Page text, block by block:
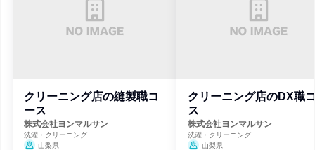
クリーニング店の縫製職コ
ース
株式会社ヨンマルサン
洗濯・クリーニング
山梨県
クリーニング店のDX職
ス
株式会社ヨンマルサン
洗濯・クリーニング
山梨県